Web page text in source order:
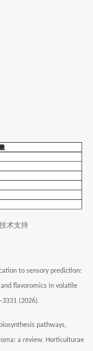
术支持
to sensory prediction:
flavoromics in volatile
(2026).
pathways,
a review. Horticulturae